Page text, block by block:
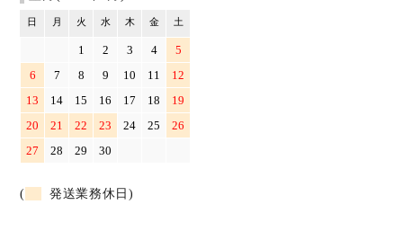
日 月 火 水 木 金 土
1 2 3 4
5
6
7 8 9 10 11
12
13
14 15 16 17 18
19
20
21 22 23 24 25
26
27
28 29 30
( 発送業務休日)